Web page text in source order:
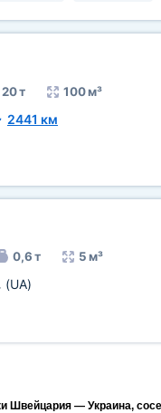
20 т 100 м³
2441 км
0,6 т 5 м³
(UA)
Швейцария — Украина,